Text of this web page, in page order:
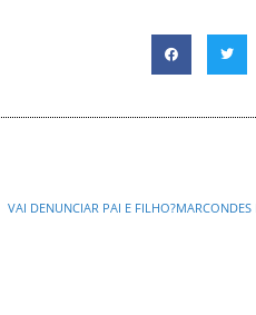
VAI DENUNCIAR PAI E